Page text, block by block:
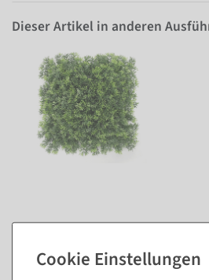
Dieser Artikel in anderen